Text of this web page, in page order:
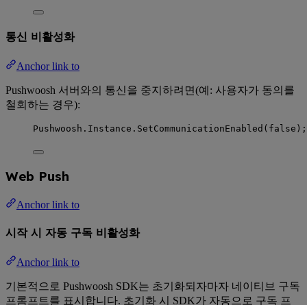
통신 비활성화
Anchor link to
Pushwoosh 서버와의 통신을 중지하려면(예: 사용자가 동의를
철회하는 경우):
Pushwoosh . Instance . SetCommunicationEnabled ( false );
Web Push
Anchor link to
시작 시 자동 구독 비활성화
Anchor link to
기본적으로 Pushwoosh SDK는 초기화되자마자 네이티브 구독
프롬프트를 표시합니다. 초기화 시 SDK가 자동으로 구독 프